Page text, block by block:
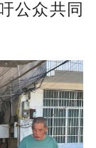
公众共同